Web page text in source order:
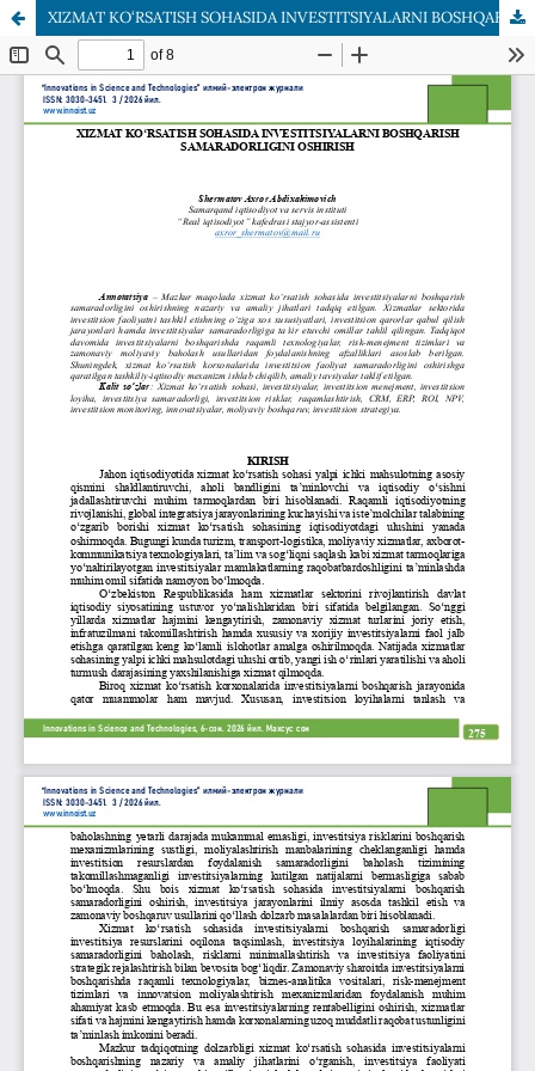
XIZMAT KO‘RSATISH SOHASIDA INVESTITSIYALARNI BOSHQARISH SAMARADORLIGINI OSHIRISH